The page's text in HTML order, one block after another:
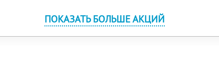
ПОКАЗАТЬ БОЛЬШЕ АКЦИЙ